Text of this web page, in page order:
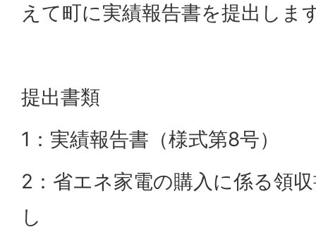
えて町に実績報告書を提出しま
提出書類
1：実績報告書（様式第8号）
2：省エネ家電の購入に係る領
し